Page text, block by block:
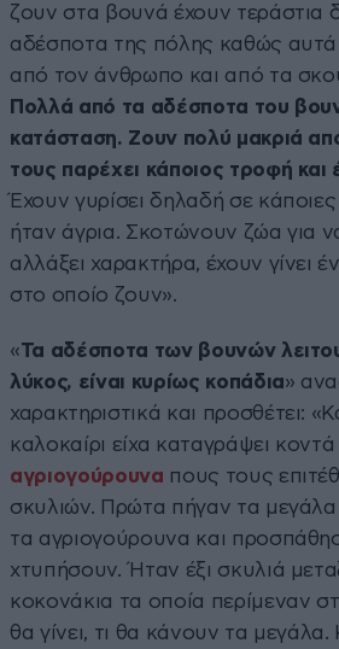
ζουν στα βουνά έχουν τεράστια
αδέσποτα της πόλης καθώς αυτά
από τον άνθρωπο και από τα
Πολλά από τα αδέσποτα του
κατάσταση. Ζουν πολύ μακριά
τους παρέχει κάποιος τροφή και
Έχουν γυρίσει δηλαδή σε
ήταν άγρια. Σκοτώνουν ζώα για
αλλάξει χαρακτήρα, έχουν γίνει
στο οποίο ζουν».
«Τα αδέσποτα των βουνών
λύκος, είναι κυρίως κοπάδια»
χαρακτηριστικά και προσθέτει:
καλοκαίρι είχα καταγράψει
αγριογούρουνα πους τους
σκυλιών. Πρώτα πήγαν τα
τα αγριογούρουνα και
χτυπήσουν. Ήταν έξι σκυλιά
κοκονάκια τα οποία περίμεναν
θα γίνει, τι θα κάνουν τα μεγάλα.